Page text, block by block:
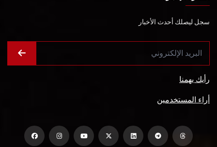
سجل ليصلك أحدث الأخبار
رأيك يهمنا
أراء المستخدمين